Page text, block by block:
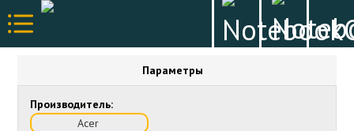
Параметры
Производитель:
Acer